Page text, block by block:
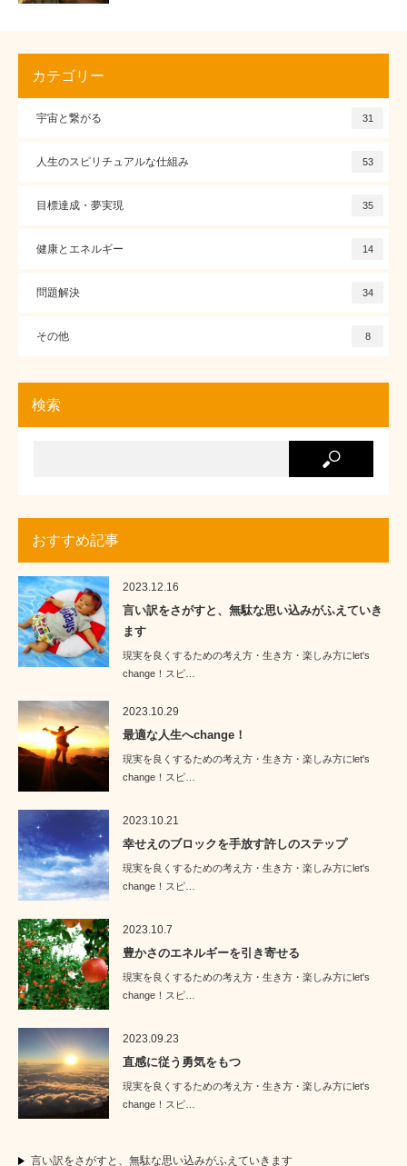
カテゴリー
宇宙と繋がる 31
人生のスピリチュアルな仕組み 53
目標達成・夢実現 35
健康とエネルギー 14
問題解決 34
その他 8
検索
おすすめ記事
2023.12.16
言い訳をさがすと、無駄な思い込みがふえていき
ます
現実を良くするための考え方・生き方・楽しみ方にlet's
change！スピ…
2023.10.29
最適な人生へchange！
現実を良くするための考え方・生き方・楽しみ方にlet's
change！スピ…
2023.10.21
幸せえのブロックを手放す許しのステップ
現実を良くするための考え方・生き方・楽しみ方にlet's
change！スピ…
2023.10.7
豊かさのエネルギーを引き寄せる
現実を良くするための考え方・生き方・楽しみ方にlet's
change！スピ…
2023.09.23
直感に従う勇気をもつ
現実を良くするための考え方・生き方・楽しみ方にlet's
change！スピ…
言い訳をさがすと、無駄な思い込みがふえていきます